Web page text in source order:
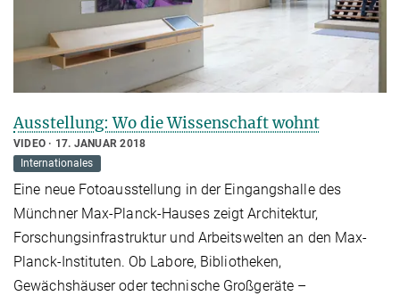
Ausstellung: Wo die Wissenschaft wohnt
VIDEO
17. JANUAR 2018
Internationales
Eine neue Fotoausstellung in der Eingangshalle des
Münchner Max-Planck-Hauses zeigt Architektur,
Forschungsinfrastruktur und Arbeitswelten an den Max-
Planck-Instituten. Ob Labore, Bibliotheken,
Gewächshäuser oder technische Großgeräte –